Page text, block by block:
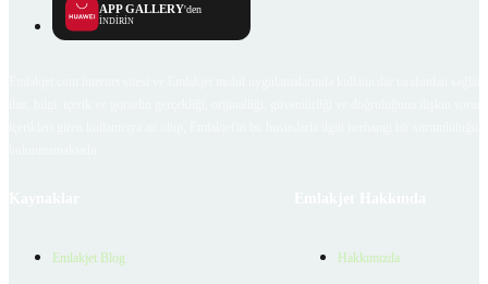
APP GALLERY'den
İNDİRİN
Emlakjet Blog Hakkımızda